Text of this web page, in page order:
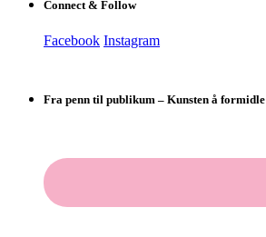
Connect & Follow
Facebook Instagram
Fra penn til publikum – Kunsten å formidle